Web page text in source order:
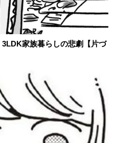
家族暮らしの悲劇【片づ